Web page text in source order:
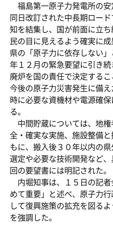
福島第一原子力発電所の安
同日改訂された中長期ロー
知を結集し、国が前面に立
民の目に見えるよう確実に
県の「原子力に依存しない
年１２月の緊急要望に引き
廃炉を国の責任で決定するこ
今後の原子力災害発生に備
時に必要な資機材や電源確
る。
中間貯蔵については、地
全・確実な実施、施設整備
もに、搬入後３０年以内の
選定や必要な技術開発など
回の要望書には明記された。
内堀知事は、１５日の記
めて重要」と述べ、原子力
して復興施策の拡充を図る
を強調した。